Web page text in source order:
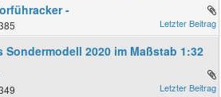
-
Sondermodell 2020 im Maßstab 1:32